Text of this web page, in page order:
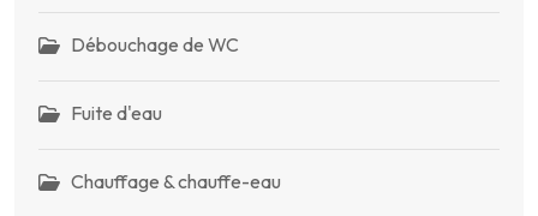
Débouchage de WC
Fuite d'eau
Chauffage & chauffe-eau